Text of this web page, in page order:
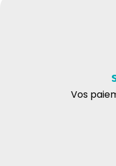
MODE
Vos